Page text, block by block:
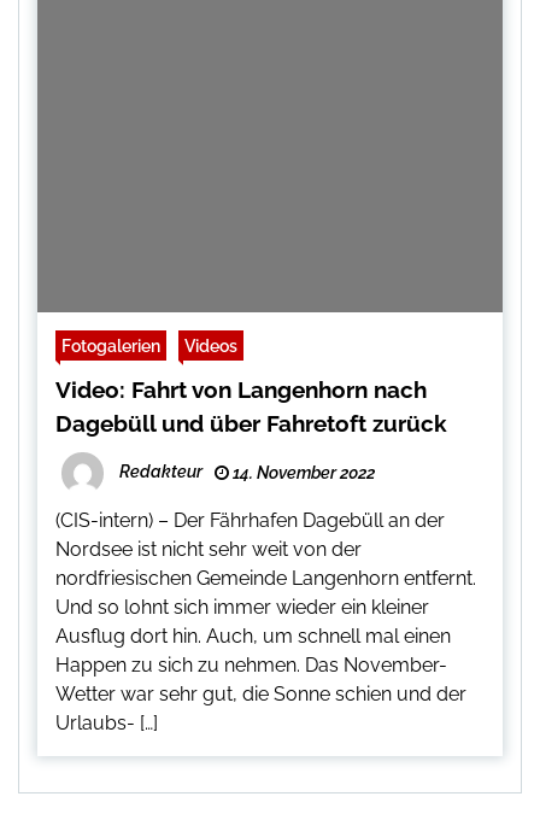
Fotogalerien Videos
Video: Fahrt von Langenhorn nach
Dagebüll und über Fahretoft zurück
Redakteur 14. November 2022
(CIS-intern) – Der Fährhafen Dagebüll an der
Nordsee ist nicht sehr weit von der
nordfriesischen Gemeinde Langenhorn entfernt.
Und so lohnt sich immer wieder ein kleiner
Ausflug dort hin. Auch, um schnell mal einen
Happen zu sich zu nehmen. Das November-
Wetter war sehr gut, die Sonne schien und der
Urlaubs- […]